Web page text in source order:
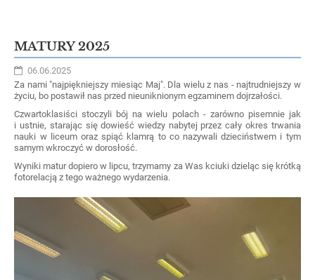
MATURY 2025
06.06.2025
Za nami "najpiękniejszy miesiąc Maj". Dla wielu z nas - najtrudniejszy w
życiu, bo postawił nas przed nieuniknionym egzaminem dojrzałości.
Czwartoklasiści stoczyli bój na wielu polach - zarówno pisemnie jak
i ustnie, starając się dowieść wiedzy nabytej przez cały okres trwania
nauki w liceum oraz spiąć klamrą to co nazywali dzieciństwem i tym
samym wkroczyć w dorosłość.
Wyniki matur dopiero w lipcu, trzymamy za Was kciuki dzieląc się krótką
fotorelacją z tego ważnego wydarzenia.